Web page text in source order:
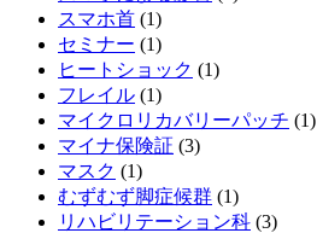
スマホ首 (1)
セミナー (1)
ヒートショック (1)
フレイル (1)
マイクロリカバリーパッチ (1)
マイナ保険証 (3)
マスク (1)
むずむず脚症候群 (1)
リハビリテーション科 (3)